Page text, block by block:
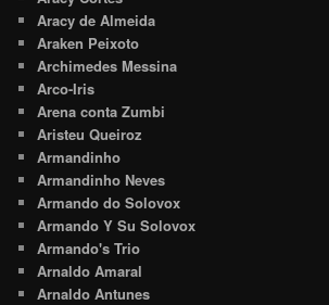
Aracy de Almeida
Araken Peixoto
Archimedes Messina
Arco-Iris
Arena conta Zumbi
Aristeu Queiroz
Armandinho
Armandinho Neves
Armando do Solovox
Armando Y Su Solovox
Armando's Trio
Arnaldo Amaral
Arnaldo Antunes